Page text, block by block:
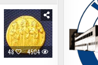
48 4504